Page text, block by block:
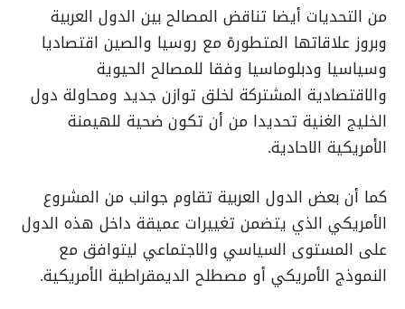
من التحديات أيضا تناقض المصالح بين الدول العربية
وبروز علاقاتها المتطورة مع روسيا والصين اقتصاديا
وسياسيا ودبلوماسيا وفقا للمصالح الحيوية
والاقتصادية المشتركة لخلق توازن جديد ومحاولة دول
الخليج الغنية تحديدا من أن تكون ضحية للهيمنة
الأمريكية الاحادية.
كما أن بعض الدول العربية تقاوم جوانب من المشروع
الأمريكي الذي يتضمن تغييرات عميقة داخل هذه الدول
على المستوى السياسي والاجتماعي ليتوافق مع
النموذج الأمريكي أو مصطلح الديمقراطية الأمريكية.